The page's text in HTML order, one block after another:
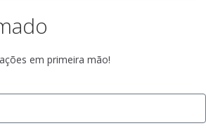
em primeira mão!